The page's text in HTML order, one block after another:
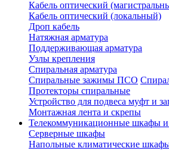
Кабель оптический
Кабель оптический (локальный)
Дроп кабель
Натяжная арматура
Поддерживающая арматура
Узлы крепления
Спиральная арматура
Спиральные зажимы ПСО
Протекторы спиральные
Устройство для подвеса муфт и
Монтажная лента и скрепы
Телекоммуникационные шкафы и
Серверные шкафы
Напольные климатические